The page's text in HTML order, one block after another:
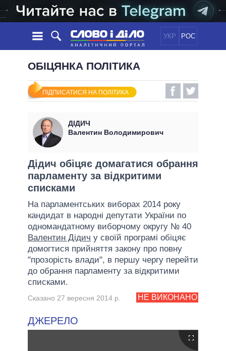
УКР РОС
НОВИНИ
СТРІЧКА
ПОДІЇ
СТАТТІ
ДУМКИ
ОГЛЯДИ
ДАЙДЖЕСТИ
ПОЛІТИКА
ЕКОНОМІКА
СВІТ
ОБIЦЯНКИ
УСІ ПОЛІТИКИ
ПРЕЗИДЕНТ І ОФІС
ВЕРХОВНА РАДА
КАБІНЕТ МІНІСТРІВ
ГОЛОВИ ОБЛАДМІНІСТРАЦІЙ
МЕРИ МІСТ
ВСІ ПЕРСОНИ
ІНФОГРАФІКА
ПІДТРИМАТИ
ОБІЦЯНКА ПОЛІТИКА
ПІДПИСАТИСЯ НА ПОЛІТИКА
ДІДИЧ
Валентин Володимирович
Дідич обіцяє домагатися обрання
парламенту за відкритими
списками
На парламентських виборах 2014 року
кандидат в народні депутати України по
одномандатному виборчому округу № 40
Валентин Дідич у своїй програмі обіцяє
домогтися прийняття закону про повну
"прозорість влади", в першу чергу перейти
до обрання парламенту за відкритими
списками.
НЕ ВИКОНАНО
Сказано 27 вересня 2014 р.
ДЖЕРЕЛО